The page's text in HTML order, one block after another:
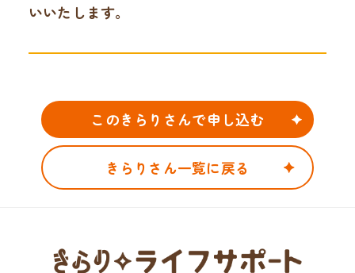
いいたします。
このきらりさんで申し込む
きらりさん一覧に戻る